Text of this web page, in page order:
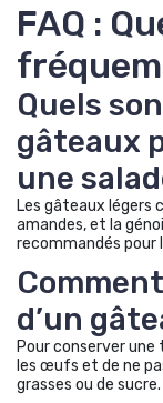
FAQ :
Quels
gâteaux
une
Les gâteaux légers
amandes, et la
recommandés
d’un
Pour conserver
les œufs et de ne
grasses ou de sucre.